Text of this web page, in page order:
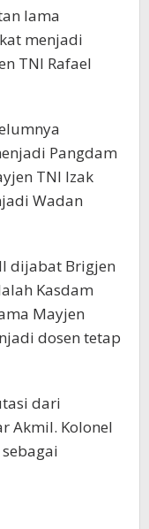
lama
menjadi
TNI Rafael
Pangdam
TNI Izak
Wadan
dijabat Brigjen
Kasdam
Mayjen
dosen tetap
dari
Akmil. Kolonel